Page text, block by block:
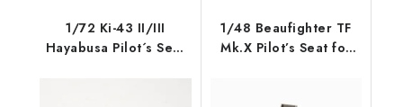
1/72 Ki-43 II/III
Hayabusa Pilot´s Seat
1/48 Beaufighter TF
Mk.X Pilot’s Seat for